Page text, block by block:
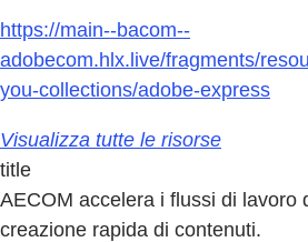
https://main--bacom--
adobecom.hlx.live/fragments/
you-collections/adobe-express
Visualizza tutte le risorse
title
AECOM accelera i flussi di lavoro
creazione rapida di contenuti.